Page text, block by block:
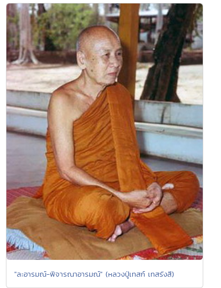
"ละอารมณ์-พิจารณาอารมณ์" (หลวงปู่เทสก์ เทสรังสี)